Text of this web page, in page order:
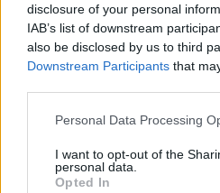
disclosure of your personal
IAB’s list of downstream
also be disclosed by us to third
Downstream Participants that
Please note that this website/
not limited to your visit or usage
grant or deny consent to Google
Personal Data Processing
I want to opt-out of the
personal data.
Opted In
Júliusban mindössze 1,2
összevetésben a fogyasztói árak,
már csökkent.